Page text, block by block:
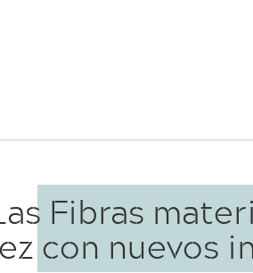
Fibras
con nuevos